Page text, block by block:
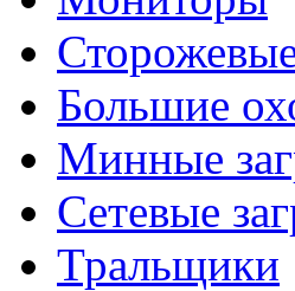
Большие
Минные
Сетевые
Тральщики